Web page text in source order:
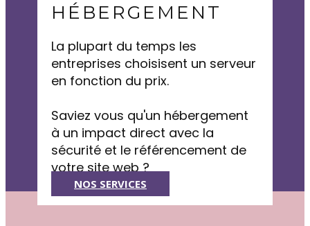
HÉBERGEMENT
La plupart du temps les
entreprises choisisent un serveur
en fonction du prix.
Saviez vous qu'un hébergement
à un impact direct avec la
sécurité et le référencement de
votre site web ?
NOS SERVICES